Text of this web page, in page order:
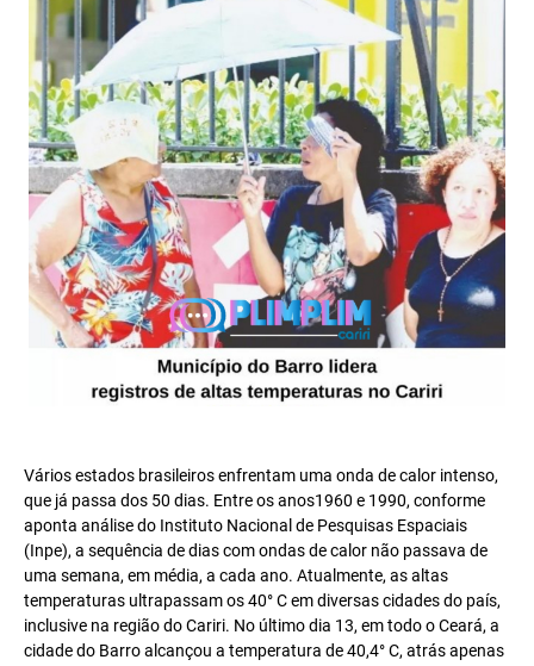
Vários estados brasileiros enfrentam uma onda de calor intenso,
que já passa dos 50 dias. Entre os anos1960 e 1990, conforme
aponta análise do Instituto Nacional de Pesquisas Espaciais
(Inpe), a sequência de dias com ondas de calor não passava de
uma semana, em média, a cada ano. Atualmente, as altas
temperaturas ultrapassam os 40° C em diversas cidades do país,
inclusive na região do Cariri. No último dia 13, em todo o Ceará, a
cidade do Barro alcançou a temperatura de 40,4° C, atrás apenas